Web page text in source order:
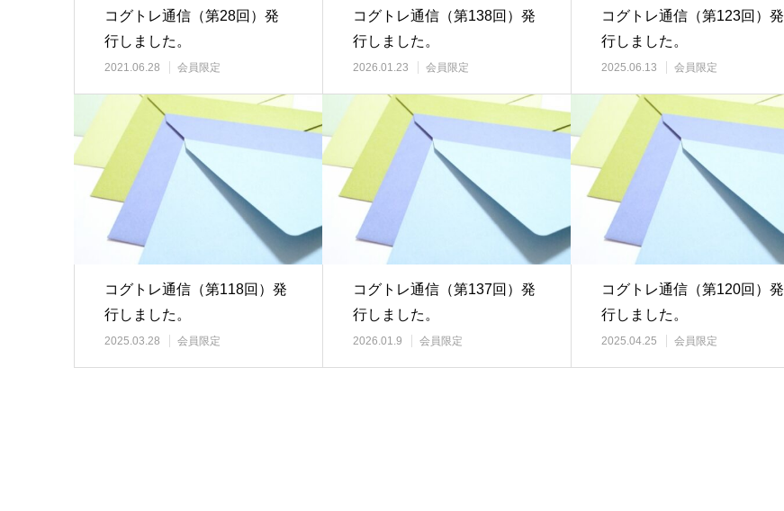
コグトレ通信（第28回）発
行しました。
2021.06.28 会員限定
コグトレ通信（第138回）発
行しました。
2026.01.23 会員限定
コグトレ通信（第123回）発
行しました。
2025.06.13 会員限定
コグトレ通信（第118回）発
行しました。
2025.03.28 会員限定
コグトレ通信（第137回）発
行しました。
2026.01.9 会員限定
コグトレ通信（第120回）発
行しました。
2025.04.25 会員限定